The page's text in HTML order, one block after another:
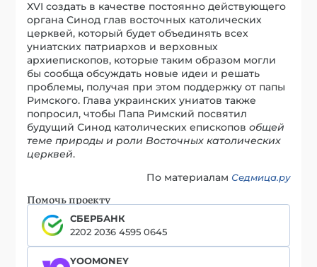
XVI создать в качестве постоянно действующего
органа Синод глав восточных католических
церквей, который будет объединять всех
униатских патриархов и верховных
архиепископов, которые таким образом могли
бы сообща обсуждать новые идеи и решать
проблемы, получая при этом поддержку от папы
Римского. Глава украинских униатов также
попросил, чтобы Папа Римский посвятил
будущий Синод католических епископовобщей
теме природы и роли Восточных католических
церквей.
По материалам Седмица.ру
Помочь проекту
СБЕРБАНК
2202 2036 4595 0645
YOOMONEY